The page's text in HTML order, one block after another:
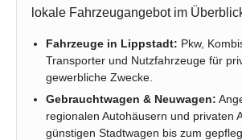
lokale Fahrzeugangebot im
Fahrzeuge in Lippstadt: Pkw,
Transporter und Nutzfahrzeuge für
gewerbliche Zwecke.
Gebrauchtwagen & Neuwagen:
regionalen Autohäusern und privaten
günstigen Stadtwagen bis zum